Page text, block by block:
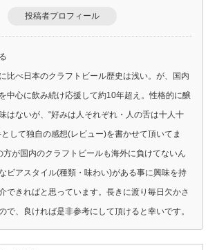
投稿者プロフィール
比べ日本のクラフトビール歴史は浅い。が、国内
中心に飲み続け応援して約10年超え。性格的に醸
はないが、“好みは人それぞれ・人の舌は十人十
して独自の感想(レビュー)を書かせて頂いてま
方が国内のクラフトビールも海外に負けてないん
ビアスタイル(種類・味わい)がある事に興味を持
できればと思っています。長きに渡り毎日欠かさ
で、良ければ是非参考にして頂けると幸いです。